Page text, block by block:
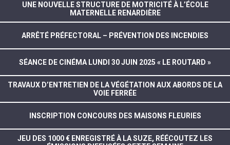
UNE NOUVELLE STRUCTURE DE MOTRICITÉ À L’ÉCOLE
MATERNELLE RENARDIÈRE
ARRÊTÉ PRÉFECTORAL – PRÉVENTION DES INCENDIES
SÉANCE DE CINÉMA LUNDI 30 JUIN 2025 « LE ROUTARD »
TRAVAUX D’ENTRETIEN DE LA VÉGÉTATION AUX ABORDS DE LA
VOIE FERRÉE
INSCRIPTION CONCOURS DES MAISONS FLEURIES
JEU DES 1000 € ENREGISTRÉ À LA SUZE, RÉÉCOUTEZ LES